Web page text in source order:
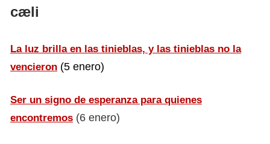
cæli
La luz brilla en las tinieblas, y las tinieblas no la
vencieron (5 enero)
Ser un signo de esperanza para quienes
encontremos (6 enero)